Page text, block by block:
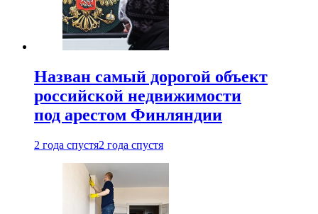
Назван самый дорогой объект
российской недвижимости
под арестом Финляндии
2 года спустя2 года спустя